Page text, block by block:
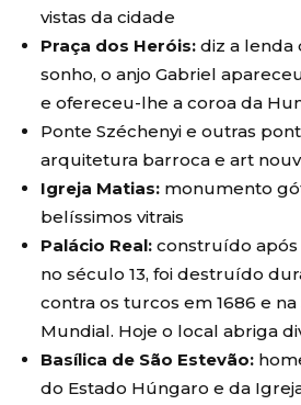
vistas da cidade
Praça dos Heróis: diz a lenda
sonho, o anjo Gabriel
e ofereceu-lhe a coroa da
Ponte Széchenyi e outras
arquitetura barroca e art
Igreja Matias: monumento
belíssimos vitrais
Palácio Real: construído após
no século 13, foi destruído
contra os turcos em 1686 e
Mundial. Hoje o local abriga
Basílica de São Estevão:
do Estado Húngaro e da